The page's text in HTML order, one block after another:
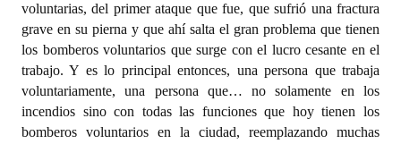
voluntarias, del primer ataque que fue, que sufrió una fractura
grave en su pierna y que ahí salta el gran problema que tienen
los bomberos voluntarios que surge con el lucro cesante en el
trabajo. Y es lo principal entonces, una persona que trabaja
voluntariamente, una persona que… no solamente en los
incendios sino con todas las funciones que hoy tienen los
bomberos voluntarios en la ciudad, reemplazando muchas